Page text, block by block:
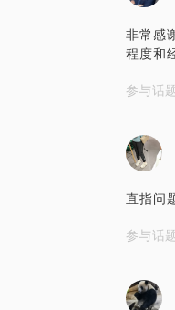
非常感
程度和
参与话
直指问
参与话